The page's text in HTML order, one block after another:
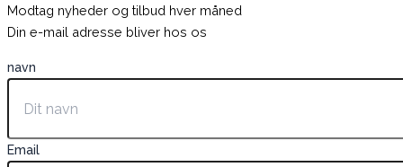
Modtag nyheder og tilbud hver måned
Din e-mail adresse bliver hos os
navn
Email